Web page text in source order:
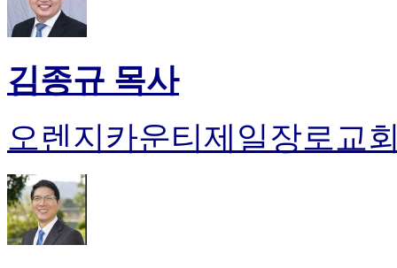
김종규 목사
오렌지카운티제일장로교